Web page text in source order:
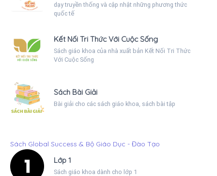
dạy truyền thống và cập nhật những phương thức
quốc tế
Kết Nối Tri Thức Với Cuộc Sống
Sách giáo khoa của nhà xuất bản Kết Nối Tri Thức
Với Cuộc Sống
Sách Bài Giải
Bài giải cho các sách giáo khoa, sách bài tập
Sách Global Success & Bộ Giáo Dục - Đào Tạo
Lớp 1
Sách giáo khoa dành cho lớp 1